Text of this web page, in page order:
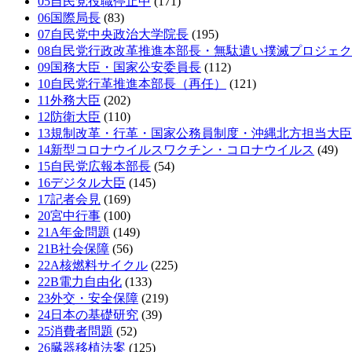
06国際局長 (83)
07自民党中央政治大学院長 (195)
08自民党行政改革推進本部長・無駄遣い撲滅プロジェク
09国務大臣・国家公安委員長 (112)
10自民党行革推進本部長（再任）
(121)
11外務大臣 (202)
12防衛大臣 (110)
13規制改革・行革・国家公務員制度・沖縄北方担当大臣
14新型コロナウイルスワクチン・コロナウイルス (49)
15自民党広報本部長 (54)
16デジタル大臣 (145)
17記者会見 (169)
20宮中行事 (100)
21A年金問題 (149)
21B社会保障 (56)
22A核燃料サイクル (225)
22B電力自由化 (133)
23外交・安全保障 (219)
24日本の基礎研究 (39)
25消費者問題 (52)
26臓器移植法案 (125)